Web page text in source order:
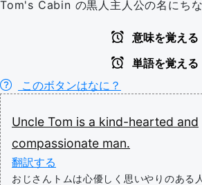
Tom's Cabin の黒人主人公の名にち
意味を覚える
単語を覚える
このボタンはなに？
Uncle Tom is a kind-hearted and
compassionate man.
翻訳する
おじさんトムは心優しく思いやりのある